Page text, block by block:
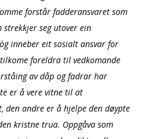
forstår fadderansvaret som
seg utover ein
inneber eit sosialt ansvar for
foreldra til vedkomande
av dåp og fadrar har
er å vere vitne til at
den andre er å hjelpe den døypte
kristne trua. Oppgåva som